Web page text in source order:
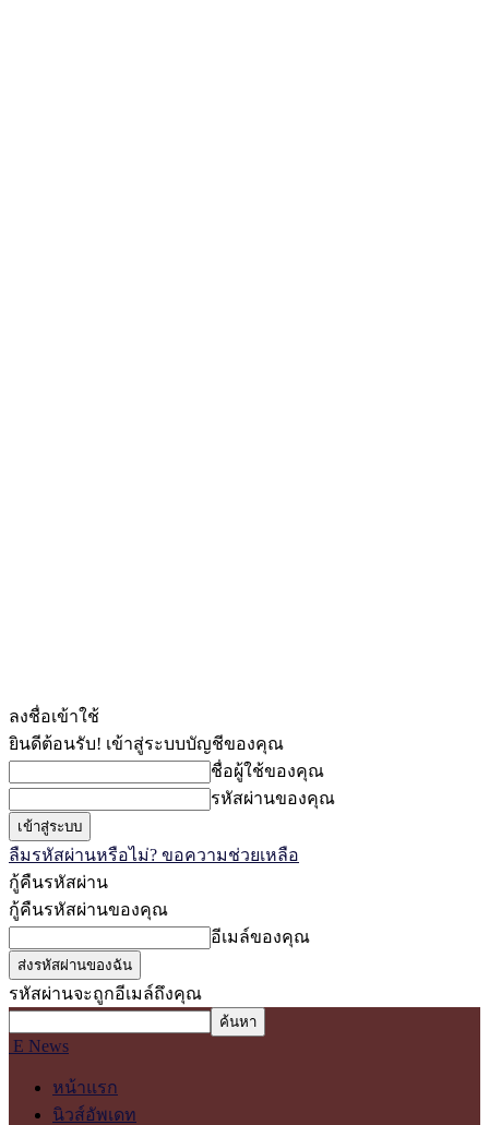
ลงชื่อเข้าใช้
ยินดีต้อนรับ! เข้าสู่ระบบบัญชีของคุณ
ชื่อผู้ใช้ของคุณ
รหัสผ่านของคุณ
ลืมรหัสผ่านหรือไม่? ขอความช่วยเหลือ
กู้คืนรหัสผ่าน
กู้คืนรหัสผ่านของคุณ
อีเมล์ของคุณ
รหัสผ่านจะถูกอีเมล์ถึงคุณ
E News
หน้าแรก
นิวส์อัพเดท